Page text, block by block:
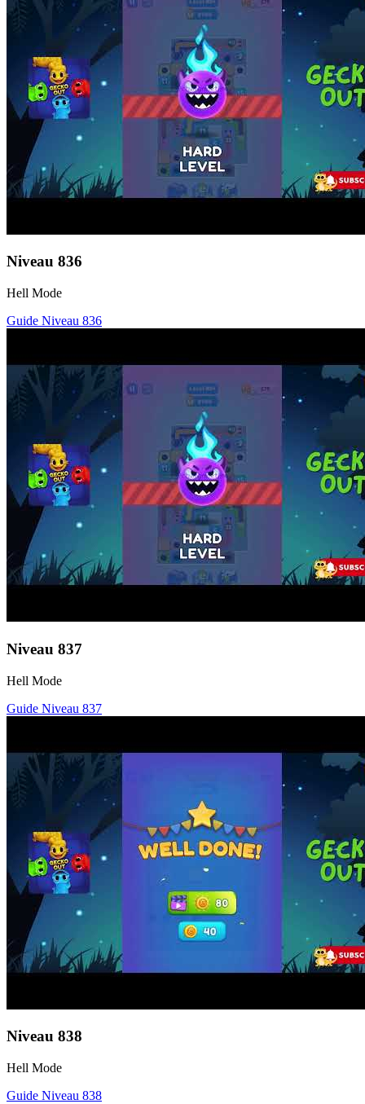
Niveau 836
Hell Mode
Guide Niveau 836
Niveau 837
Hell Mode
Guide Niveau 837
Niveau 838
Hell Mode
Guide Niveau 838